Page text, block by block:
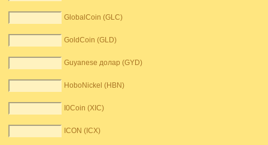
GlobalCoin (GLC)
GoldCoin (GLD)
Guyanese долар (GYD)
HoboNickel (HBN)
I0Coin (XIC)
ICON (ICX)